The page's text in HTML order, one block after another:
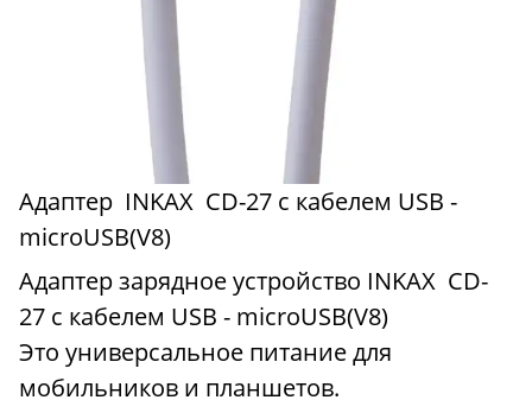
Адаптер INKAX CD-27 с кабелем USB -
microUSB(V8)
Адаптер зарядное устройство INKAX CD-
27 с кабелем USB - microUSB(V8)
Это универсальное питание для
мобильников и планшетов.